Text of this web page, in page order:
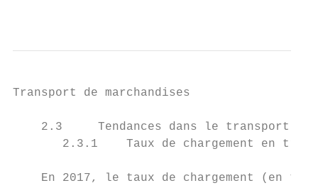
Transport de marchandises
2.3     Tendances dans le transport
2.3.1    Taux de chargement en
En 2017, le taux de chargement (en